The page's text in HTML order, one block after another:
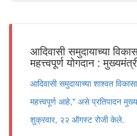
आदिवासी समुदायाच्या
महत्त्वपूर्ण योगदान :
आदिवासी समुदायाच्या शाश्वत
महत्त्वपूर्ण आहे," असे प्रतिपादन
शुक्रवार, २२ ऑगस्ट रोजी केले.